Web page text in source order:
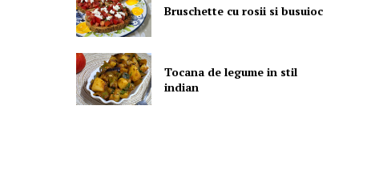
Bruschette cu rosii si busuioc
Tocana de legume in stil
indian